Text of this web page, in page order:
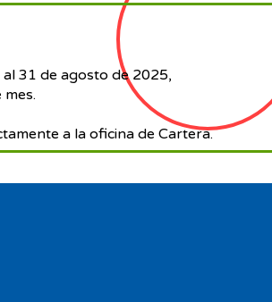
31 de agosto de 2025,
a la oficina de Cartera.